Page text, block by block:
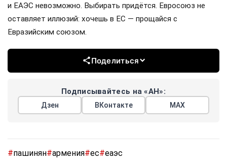
и ЕАЭС невозможно. Выбирать придётся. Евросоюз не
оставляет иллюзий: хочешь в ЕС — прощайся с
Евразийским союзом.
Поделиться
Подписывайтесь на «АН»:
Дзен ВКонтакте МАХ
#пашинян#армения#ес#еаэс